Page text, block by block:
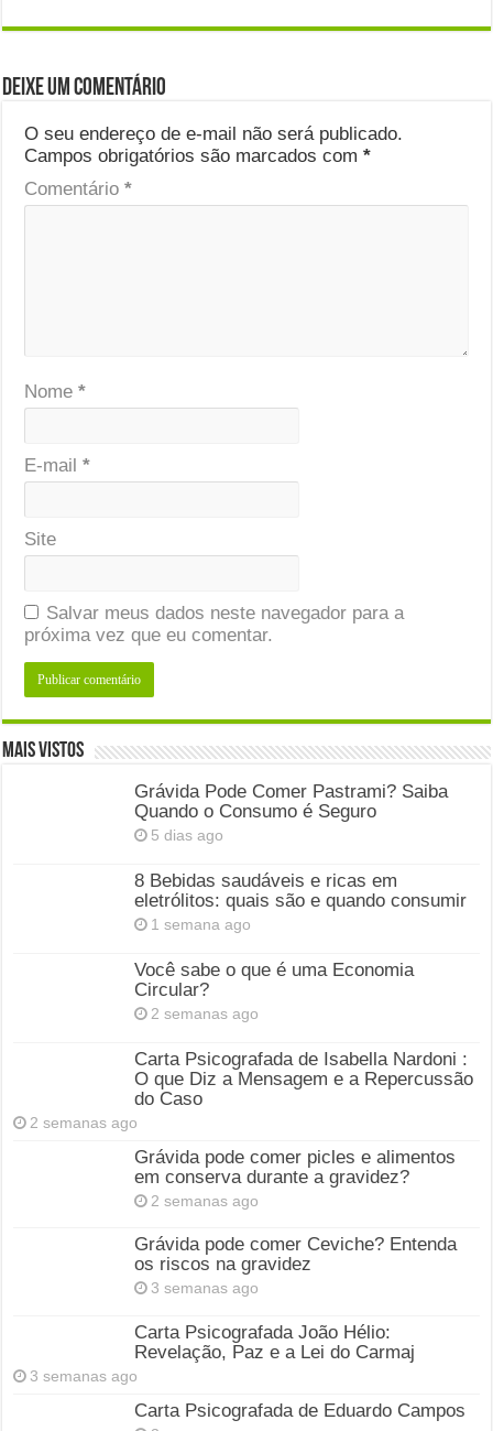
Deixe um comentário
O seu endereço de e-mail não será publicado.
Campos obrigatórios são marcados com*
Comentário*
Nome*
E-mail*
Site
Salvar meus dados neste navegador para a
próxima vez que eu comentar.
Mais Vistos
Grávida Pode Comer Pastrami? Saiba
Quando o Consumo é Seguro
5 dias ago
8 Bebidas saudáveis e ricas em
eletrólitos: quais são e quando consumir
1 semana ago
Você sabe o que é uma Economia
Circular?
2 semanas ago
Carta Psicografada de Isabella Nardoni :
O que Diz a Mensagem e a Repercussão
do Caso
2 semanas ago
Grávida pode comer picles e alimentos
em conserva durante a gravidez?
2 semanas ago
Grávida pode comer Ceviche? Entenda
os riscos na gravidez
3 semanas ago
Carta Psicografada João Hélio:
Revelação, Paz e a Lei do Carmaj
3 semanas ago
Carta Psicografada de Eduardo Campos